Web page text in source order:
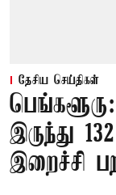
தேசிய செய்திகள்
இருந்து
இறைச்சி